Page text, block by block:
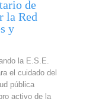
de
la Red
y
la E.S.E.
el cuidado del
pública
activo de la